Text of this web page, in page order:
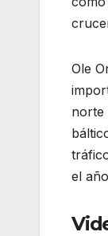
Ole
norte
el año